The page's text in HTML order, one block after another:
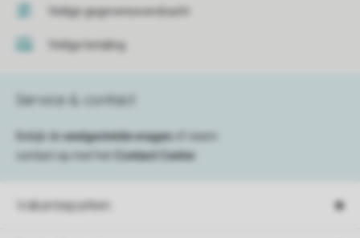
Veilige gegevensoverdracht
Veilige betaling
Vakantieparken
Service & contact
Bekijk de veelgestelde vragen
of neem
contact op met het
Contact Center